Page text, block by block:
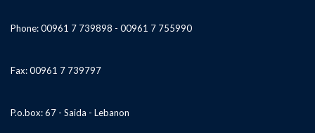
Phone: 00961 7 739898 - 00961 7 755990
Fax: 00961 7 739797
P.o.box: 67 - Saida - Lebanon